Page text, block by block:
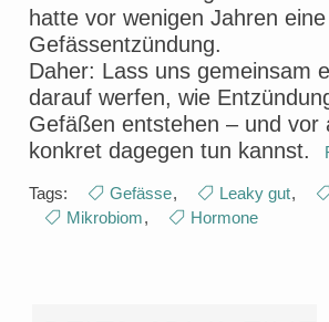
hatte vor wenigen Jahren
Gefässentzündung.
Daher: Lass uns gemeinsam
darauf werfen, wie
Gefäßen entstehen – und vor
konkret dagegen tun kannst.
Tags: Gefässe, Leaky gut,
Mikrobiom, Hormone